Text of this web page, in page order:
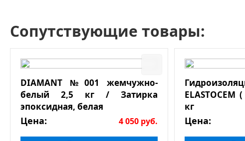
Сопутствующие товары:
DIAMANT №001 жемчужно-
белый 2,5 кг / Затирка
эпоксидная, белая
Цена: 4 050 руб.
кг
Цена: